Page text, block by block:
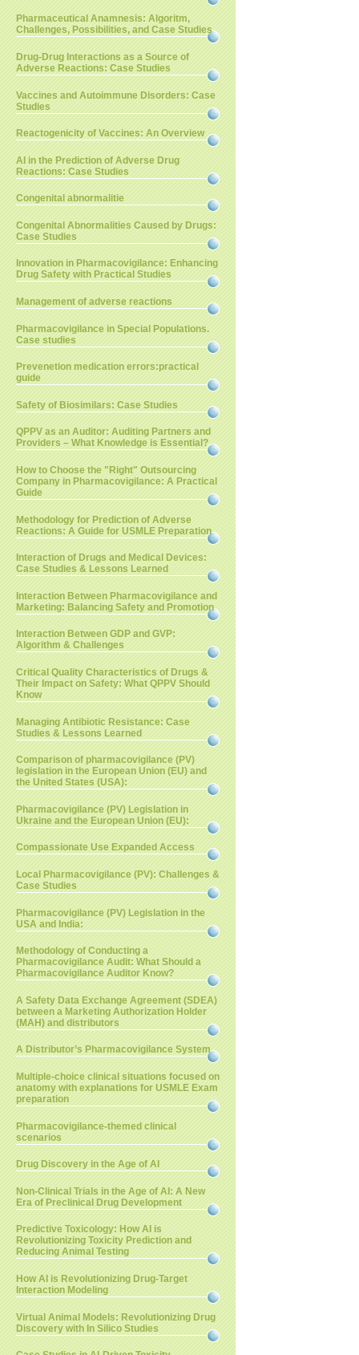
Pharmaceutical Anamnesis: Algoritm,
Challenges, Possibilities, and Case Studies
Drug-Drug Interactions as a Source of
Adverse Reactions: Case Studies
Vaccines and Autoimmune Disorders: Case
Studies
Reactogenicity of Vaccines: An Overview
AI in the Prediction of Adverse Drug
Reactions: Case Studies
Congenital abnormalitie
Congenital Abnormalities Caused by Drugs:
Case Studies
Innovation in Pharmacovigilance: Enhancing
Drug Safety with Practical Studies
Management of adverse reactions
Pharmacovigilance in Special Populations.
Case studies
Prevenetion medication errors:practical
guide
Safety of Biosimilars: Case Studies
QPPV as an Auditor: Auditing Partners and
Providers – What Knowledge is Essential?
How to Choose the "Right" Outsourcing
Company in Pharmacovigilance: A Practical
Guide
Methodology for Prediction of Adverse
Reactions: A Guide for USMLE Preparation
Interaction of Drugs and Medical Devices:
Case Studies & Lessons Learned
Interaction Between Pharmacovigilance and
Marketing: Balancing Safety and Promotion
Interaction Between GDP and GVP:
Algorithm & Challenges
Critical Quality Characteristics of Drugs &
Their Impact on Safety: What QPPV Should
Know
Managing Antibiotic Resistance: Case
Studies & Lessons Learned
Comparison of pharmacovigilance (PV)
legislation in the European Union (EU) and
the United States (USA):
Pharmacovigilance (PV) Legislation in
Ukraine and the European Union (EU):
Compassionate Use Expanded Access
Local Pharmacovigilance (PV): Challenges &
Case Studies
Pharmacovigilance (PV) Legislation in the
USA and India:
Methodology of Conducting a
Pharmacovigilance Audit: What Should a
Pharmacovigilance Auditor Know?
A Safety Data Exchange Agreement (SDEA)
between a Marketing Authorization Holder
(MAH) and distributors
A Distributor’s Pharmacovigilance System
Multiple-choice clinical situations focused on
anatomy with explanations for USMLE Exam
preparation
Pharmacovigilance-themed clinical
scenarios
Drug Discovery in the Age of AI
Non-Clinical Trials in the Age of AI: A New
Era of Preclinical Drug Development
Predictive Toxicology: How AI is
Revolutionizing Toxicity Prediction and
Reducing Animal Testing
How AI is Revolutionizing Drug-Target
Interaction Modeling
Virtual Animal Models: Revolutionizing Drug
Discovery with In Silico Studies